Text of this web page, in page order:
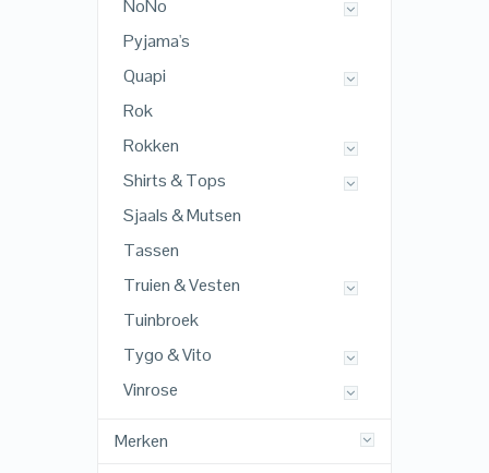
NoNo
Pyjama's
Quapi
Rok
Rokken
Shirts & Tops
Sjaals & Mutsen
Tassen
Truien & Vesten
Tuinbroek
Tygo & Vito
Vinrose
Merken